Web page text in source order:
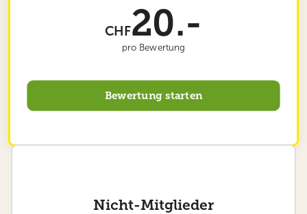
CHF20.-
pro Bewertung
Bewertung starten
Nicht-Mitglieder